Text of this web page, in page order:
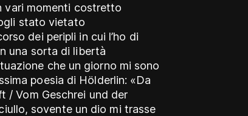
vari momenti costretto
stato vietato
dei peripli in cui l’ho di
una sorta di libertà
che un giorno mi sono
poesia di Hölderlin: «Da
/ Vom Geschrei und der
sovente un dio mi trasse